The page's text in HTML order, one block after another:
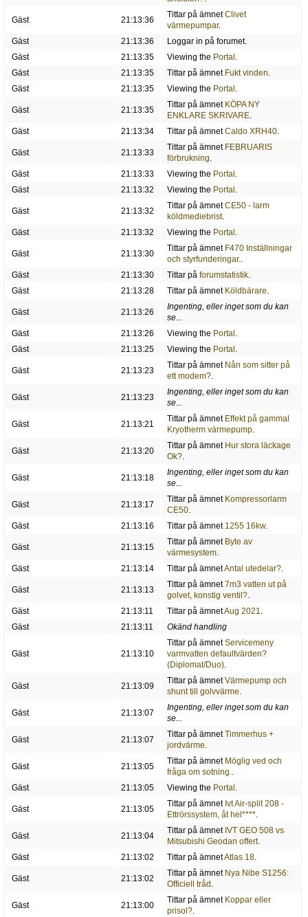
Gäst 21:13:36
Tittar på ämnetClivet
värmepumpar.
Gäst
21:13:36
Loggar in på forumet.
Gäst
21:13:35 Viewing the Portal .
Gäst
21:13:35 Tittar på ämnet Fukt vinden.
Gäst
21:13:35 Viewing the Portal .
Gäst 21:13:35
Tittar på ämnet KÖPA NY
ENKLARE SKRIVARE.
Gäst
21:13:34 Tittar på ämnetCaldo XRH40.
Gäst 21:13:33
Tittar på ämnet FEBRUARIS
förbrukning.
Gäst
21:13:33 Viewing the Portal .
Gäst
21:13:32 Viewing the Portal .
Gäst 21:13:32
Tittar på ämnetCE50 - larm
köldmediebrist.
Gäst
21:13:32 Viewing the Portal .
Gäst 21:13:30
Tittar på ämnet F470 Inställningar
och styrfunderingar..
Gäst
21:13:30 Tittar på forumstatistik.
Gäst
21:13:28 Tittar på ämnet Köldbärare.
Gäst 21:13:26
Ingenting, eller inget som du kan
se...
Gäst
21:13:26 Viewing the Portal .
Gäst
21:13:25 Viewing the Portal .
Gäst 21:13:23
Tittar på ämnet Nån som sitter på
ett modem?.
Gäst 21:13:23
Ingenting, eller inget som du kan
se...
Gäst 21:13:21
Tittar på ämnet Effekt på gammal
Kryotherm värmepump.
Gäst 21:13:20
Tittar på ämnet Hur stora läckage
Ok?.
Gäst 21:13:18
Ingenting, eller inget som du kan
se...
Gäst 21:13:17
Tittar på ämnet Kompressorlarm
CE50.
Gäst
21:13:16 Tittar på ämnet 1255 16kw.
Gäst 21:13:15
Tittar på ämnet Byte av
värmesystem.
Gäst
21:13:14 Tittar på ämnetAntal utedelar?.
Gäst 21:13:13
Tittar på ämnet7m3 vatten ut på
golvet, konstig ventil?.
Gäst
21:13:11 Tittar på ämnetAug 2021.
Gäst
21:13:11 Okänd handling
Gäst 21:13:10
Tittar på ämnetServicemeny
varmvatten defaultvärden?
(Diplomat/Duo).
Gäst 21:13:09
Tittar på ämnetVärmepump och
shunt till golvvärme.
Gäst 21:13:07
Ingenting, eller inget som du kan
se...
Gäst 21:13:07
Tittar på ämnetTimmerhus +
jordvärme.
Gäst 21:13:05
Tittar på ämnet Möglig ved och
fråga om sotning..
Gäst
21:13:05 Viewing the Portal .
Gäst 21:13:05
Tittar på ämnet Ivt Air-split 208 -
Ettrörssystem, åt hel****.
Gäst 21:13:04
Tittar på ämnet IVT GEO 508 vs
Mitsubishi Geodan offert.
Gäst
21:13:02 Tittar på ämnetAtlas 18.
Gäst 21:13:02
Tittar på ämnet Nya Nibe S1256:
Officiell tråd .
Gäst 21:13:00
Tittar på ämnet Koppar eller
prisol?.